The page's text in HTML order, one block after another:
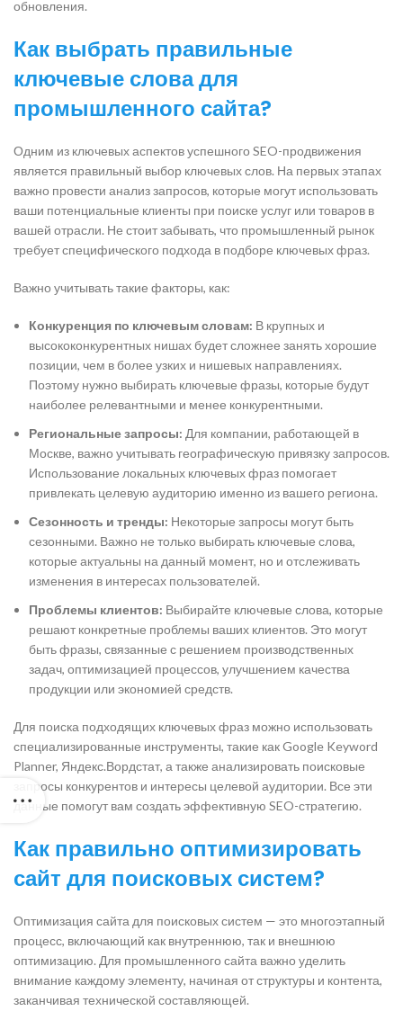
обновления.
Как выбрать правильные
ключевые слова для
промышленного сайта?
Одним из ключевых аспектов успешного SEO-продвижения
является правильный выбор ключевых слов. На первых этапах
важно провести анализ запросов, которые могут использовать
ваши потенциальные клиенты при поиске услуг или товаров в
вашей отрасли. Не стоит забывать, что промышленный рынок
требует специфического подхода в подборе ключевых фраз.
Важно учитывать такие факторы, как:
Конкуренция по ключевым словам: В крупных и
высококонкурентных нишах будет сложнее занять хорошие
позиции, чем в более узких и нишевых направлениях.
Поэтому нужно выбирать ключевые фразы, которые будут
наиболее релевантными и менее конкурентными.
Региональные запросы: Для компании, работающей в
Москве, важно учитывать географическую привязку запросов.
Использование локальных ключевых фраз помогает
привлекать целевую аудиторию именно из вашего региона.
Сезонность и тренды: Некоторые запросы могут быть
сезонными. Важно не только выбирать ключевые слова,
которые актуальны на данный момент, но и отслеживать
изменения в интересах пользователей.
Проблемы клиентов: Выбирайте ключевые слова, которые
решают конкретные проблемы ваших клиентов. Это могут
быть фразы, связанные с решением производственных
задач, оптимизацией процессов, улучшением качества
продукции или экономией средств.
Для поиска подходящих ключевых фраз можно использовать
специализированные инструменты, такие как Google Keyword
Planner, Яндекс.Вордстат, а также анализировать поисковые
запросы конкурентов и интересы целевой аудитории. Все эти
данные помогут вам создать эффективную SEO-стратегию.
Как правильно оптимизировать
сайт для поисковых систем?
Оптимизация сайта для поисковых систем — это многоэтапный
процесс, включающий как внутреннюю, так и внешнюю
оптимизацию. Для промышленного сайта важно уделить
внимание каждому элементу, начиная от структуры и контента,
заканчивая технической составляющей.